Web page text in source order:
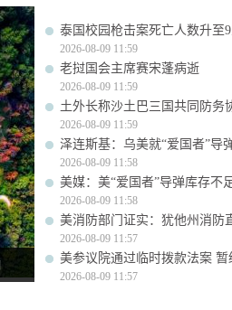
泰国校园枪击案死亡人数升至
2026-08-09 11:59
老挝国会主席赛宋蓬病逝
2026-08-09 11:59
土外长称沙土巴三国共同防务
2026-08-09 11:59
泽连斯基：乌美就“爱国者”导
2026-08-09 11:58
美媒：美“爱国者”导弹库存不
2026-08-09 11:58
美消防部门证实：犹他州消防
2026-08-09 11:57
美参议院通过临时拨款法案 暂
2026-08-09 11:57